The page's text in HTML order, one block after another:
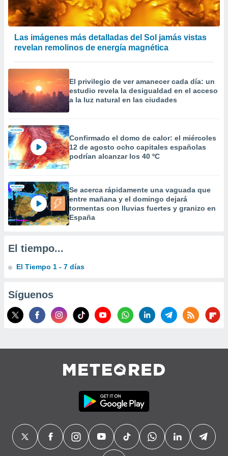
e
mediante
publicidad
Las imágenes más detalladas del Sol jamás vistas
revelan remolinos de energía magnética
El privilegio de ver amanecer cada día: un
estudio revela la desigualdad en el acceso
a la luz natural en las ciudades
Confirmado el domo de calor: el miércoles
12 de agosto ocho capitales españolas
podrían alcanzar los 40 ºC
Se acerca rápidamente una vaguada que
entre mañana y el domingo dejará
tormentas con lluvias fuertes y granizo en
España
El tiempo...
El Tiempo 1 - 7 días
Síguenos